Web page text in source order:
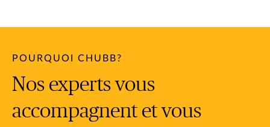
POURQUOI CHUBB?
Nos experts vous
accompagnent et vous